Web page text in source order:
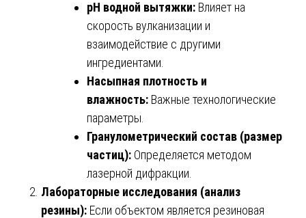
pH водной вытяжки: Влияет на
скорость вулканизации и
взаимодействие с другими
ингредиентами.
Насыпная плотность и
влажность: Важные технологические
параметры.
Гранулометрический состав (размер
частиц): Определяется методом
лазерной дифракции.
Лабораторные исследования (анализ
резины): Если объектом является резиновая